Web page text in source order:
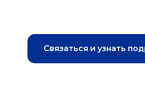
Связаться и узнать